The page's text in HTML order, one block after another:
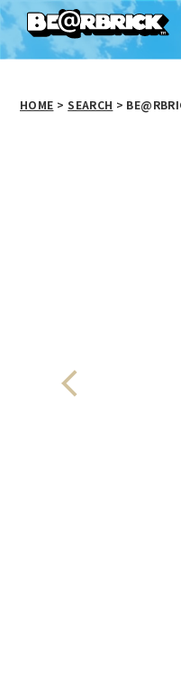
HOME > SEARCH >